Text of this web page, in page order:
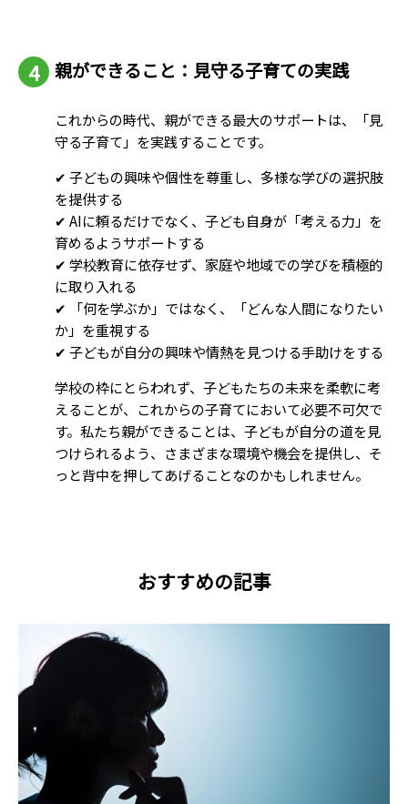
親ができること：見守る子育ての実践
これからの時代、親ができる最大のサポートは、「見
守る子育て」を実践することです。
✔ 子どもの興味や個性を尊重し、多様な学びの選択肢
を提供する
✔ AIに頼るだけでなく、子ども自身が「考える力」を
育めるようサポートする
✔ 学校教育に依存せず、家庭や地域での学びを積極的
に取り入れる
✔ 「何を学ぶか」ではなく、「どんな人間になりたい
か」を重視する
✔ 子どもが自分の興味や情熱を見つける手助けをする
学校の枠にとらわれず、子どもたちの未来を柔軟に考
えることが、これからの子育てにおいて必要不可欠で
す。私たち親ができることは、子どもが自分の道を見
つけられるよう、さまざまな環境や機会を提供し、そ
っと背中を押してあげることなのかもしれません。
おすすめの記事